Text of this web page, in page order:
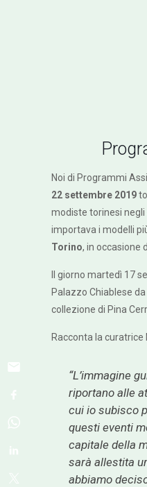
Noi di Programmi
22 settembre 2019
modiste torinesi
importava i modelli
Torino, in occasione
Il giorno martedì 17
Palazzo Chiablese
collezione di Pina
Racconta la curatrice
“L’immagine
riportano alle
cui io subisco
questi eventi
capitale della
sarà allestita
abbiamo